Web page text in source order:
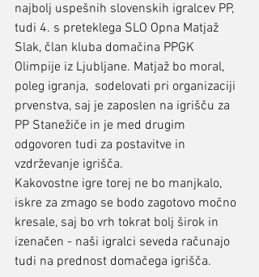
najbolj uspešnih slovenskih igralcev PP,
tudi 4. s preteklega SLO Opna Matjaž
Slak, član kluba domačina PPGK
Olimpije iz Ljubljane. Matjaž bo moral,
poleg igranja,  sodelovati pri organizaciji
prvenstva, saj je zaposlen na igrišču za
PP Stanežiče in je med drugim
odgovoren tudi za postavitve in
vzdrževanje igrišča.
Kakovostne igre torej ne bo manjkalo,
iskre za zmago se bodo zagotovo močno
kresale, saj bo vrh tokrat bolj širok in
izenačen - naši igralci seveda računajo
tudi na prednost domačega igrišča.